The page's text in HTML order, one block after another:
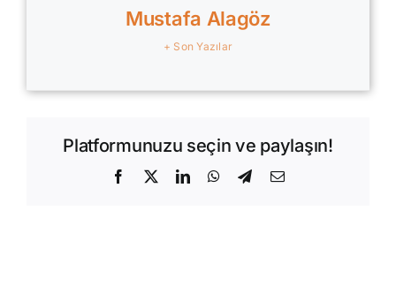
Mustafa Alagöz
+ Son Yazılar
Platformunuzu seçin ve paylaşın!
Facebook
X LinkedInWhatsApp
Telegram
E-